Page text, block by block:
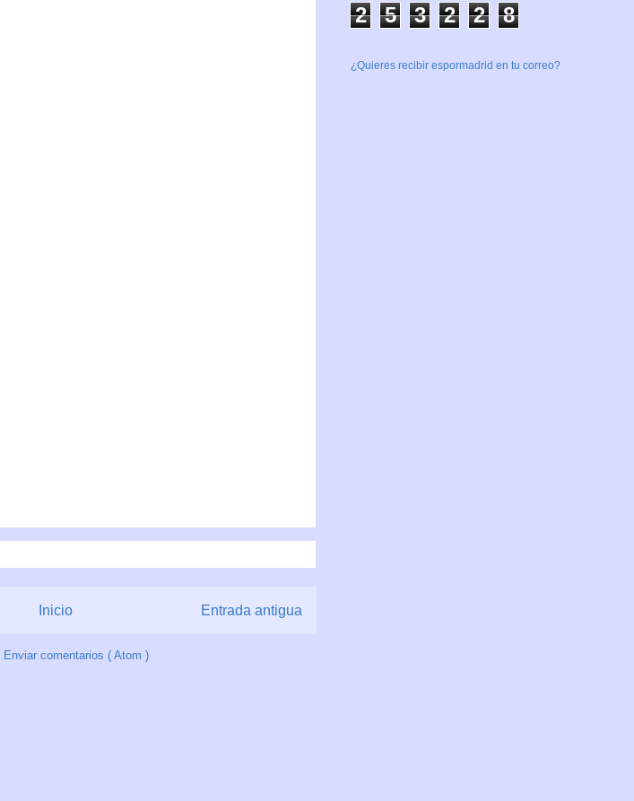
Entrada antigua
Inicio
Enviar comentarios ( Atom )
2 5 3 2 2 9
¿Quieres recibir espormadrid en tu correo?